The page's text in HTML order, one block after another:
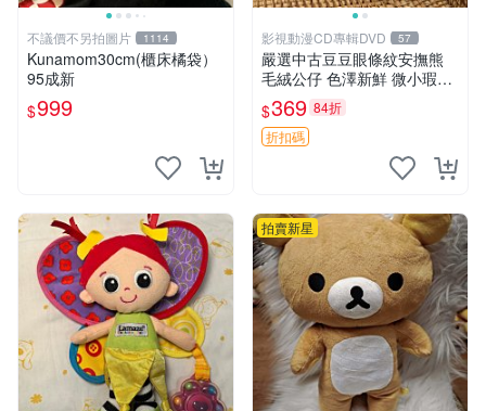
不議價不另拍圖片 1114
Kunamom30cm(櫃床橘袋）
95成新
$999
影視動漫CD專輯DVD 57
嚴選中古豆豆眼條紋安撫熊
毛絨公仔 色澤新鮮 微小瑕疵
可收藏 中古 安撫熊 條紋公仔
$369 84折
折扣碼
拍賣新星